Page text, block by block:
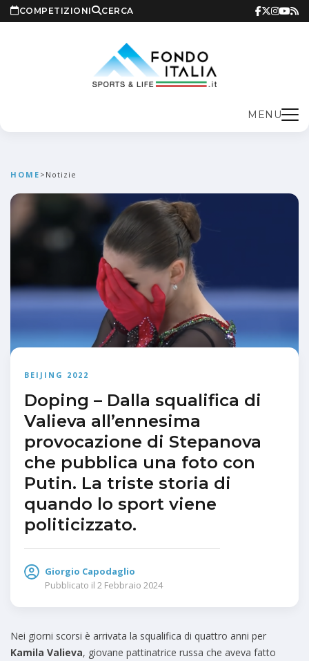
COMPETIZIONI CERCA
MENU
HOME > Notizie
BEIJING 2022
Doping – Dalla squalifica di
Valieva all’ennesima
provocazione di Stepanova
che pubblica una foto con
Putin. La triste storia di
quando lo sport viene
politicizzato.
Giorgio Capodaglio
Pubblicato il 2 Febbraio 2024
Nei giorni scorsi è arrivata la squalifica di quattro anni per
Kamila Valieva, giovane pattinatrice russa che aveva fatto